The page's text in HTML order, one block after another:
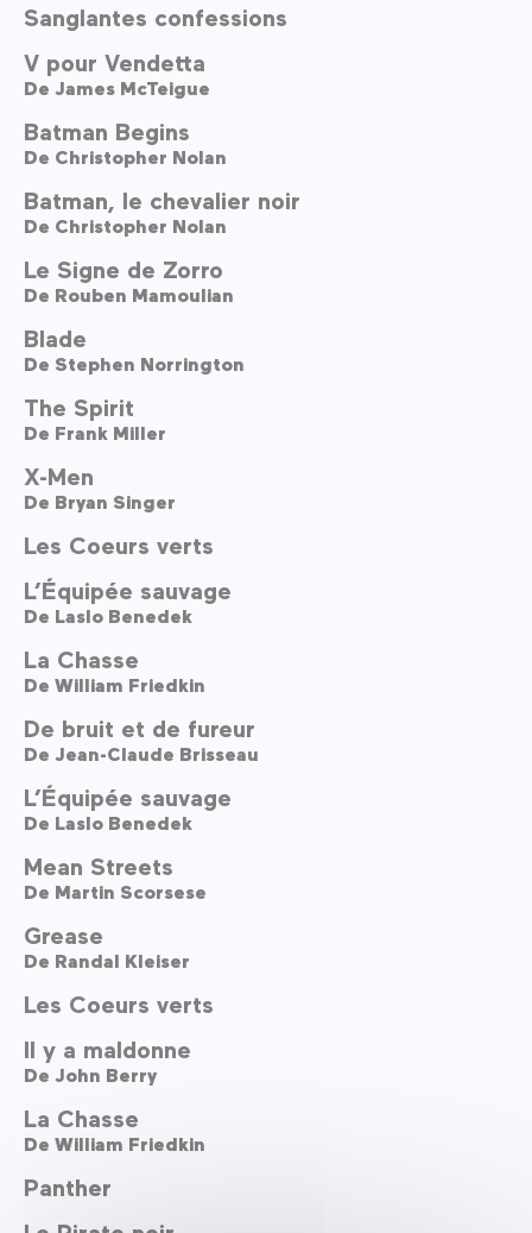
Sanglantes confessions
V pour Vendetta
De James McTeigue
Batman Begins
De Christopher Nolan
Batman, le chevalier noir
De Christopher Nolan
Le Signe de Zorro
De Rouben Mamoulian
Blade
De Stephen Norrington
The Spirit
De Frank Miller
X-Men
De Bryan Singer
Les Coeurs verts
L’Équipée sauvage
De Laslo Benedek
La Chasse
De William Friedkin
De bruit et de fureur
De Jean-Claude Brisseau
L’Équipée sauvage
De Laslo Benedek
Mean Streets
De Martin Scorsese
Grease
De Randal Kleiser
Les Coeurs verts
Il y a maldonne
De John Berry
La Chasse
De William Friedkin
Panther